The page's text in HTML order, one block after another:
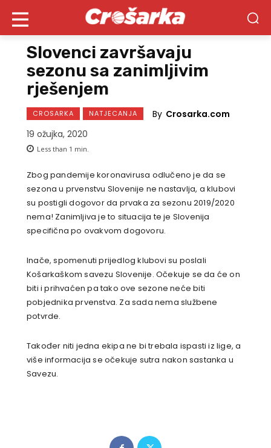
Slovenci završavaju
sezonu sa zanimljivim
rješenjem
CROSARKA NATJECANJA By Crosarka.com
19 ožujka, 2020
Less than 1 min.
Zbog pandemije koronavirusa odlučeno je da se
sezona u prvenstvu Slovenije ne nastavlja, a klubovi
su postigli dogovor da prvaka za sezonu 2019/2020
nema! Zanimljiva je to situacija te je Slovenija
specifična po ovakvom dogovoru.
Inače, spomenuti prijedlog klubovi su poslali
Košarkaškom savezu Slovenije. Očekuje se da će on
biti i prihvaćen pa tako ove sezone neće biti
pobjednika prvenstva. Za sada nema službene
potvrde.
Također niti jedna ekipa ne bi trebala ispasti iz lige, a
više informacija se očekuje sutra nakon sastanka u
Savezu.